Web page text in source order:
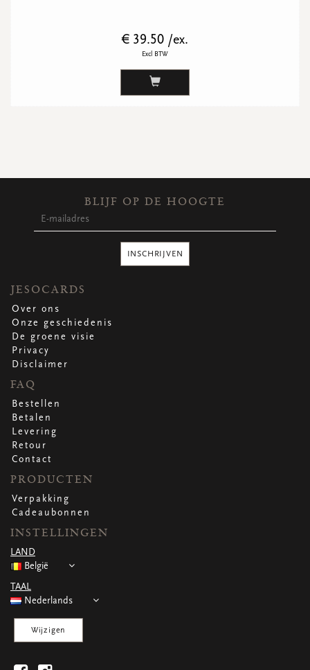
€ 39.50 /ex.
Excl BTW
BLIJF OP DE HOOGTE
INSCHRIJVEN
JESOCARDS
Over ons
Onze geschiedenis
De groene visie
Privacy
Disclaimer
FAQ
Bestellen
Betalen
Levering
Retour
Contact
PRODUCTEN
Verpakking
Cadeaubonnen
INSTELLINGEN
LAND
België
TAAL
Nederlands
Wijzigen